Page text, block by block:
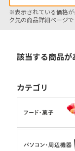
※表示されている価格が
ク先の商品詳細ページで
該当する商品が
カテゴリ